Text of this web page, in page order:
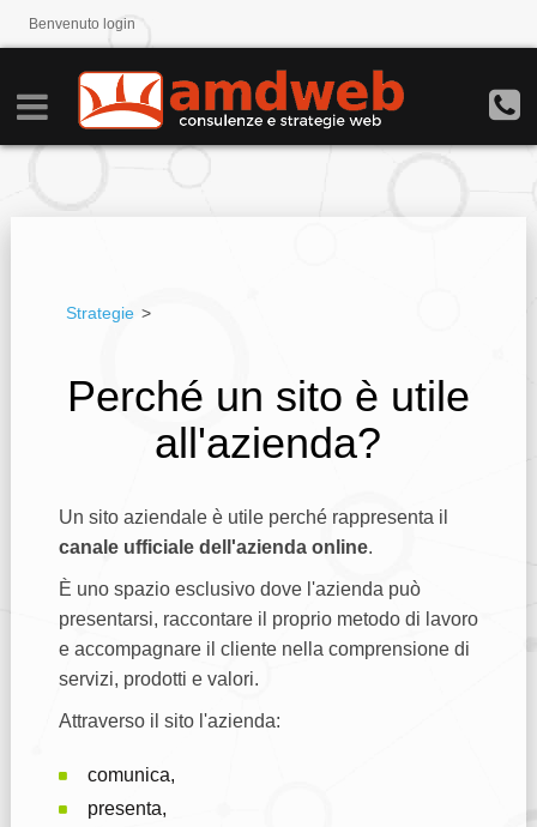
Benvenuto login
Strategie >
Perché un sito è utile
all'azienda?
Un sito aziendale è utile perché rappresenta il
canale ufficiale dell'azienda online.
È uno spazio esclusivo dove l'azienda può
presentarsi, raccontare il proprio metodo di lavoro
e accompagnare il cliente nella comprensione di
servizi, prodotti e valori.
Attraverso il sito l'azienda:
comunica,
presenta,